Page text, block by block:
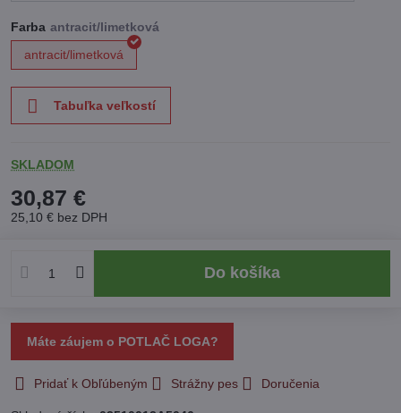
Farba
antracit/limetková
Tabuľka veľkostí
SKLADOM
30,87 €
25,10 € bez DPH
Do košíka
Máte záujem o POTLAČ LOGA?
Pridať k Obľúbeným Strážny pes Doručenia